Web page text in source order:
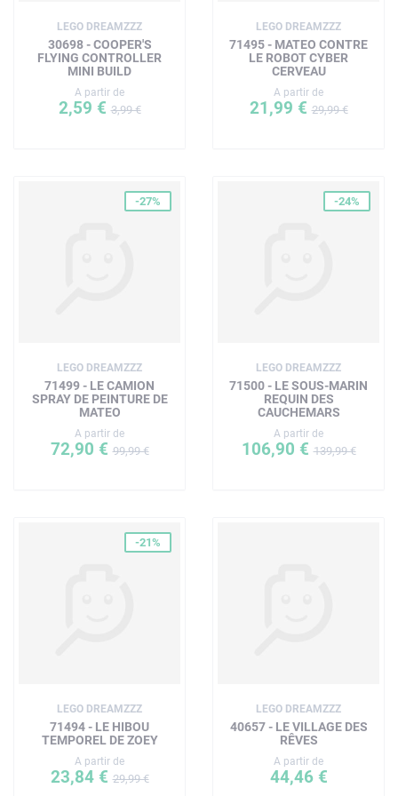
de long et 11 cm de large
LEGO DREAMZZZ
30698 - COOPER'S
FLYING CONTROLLER
MINI BUILD
A partir de
2,59 €3,99 €
LEGO DREAMZZZ
71495 - MATEO CONTRE
LE ROBOT CYBER
CERVEAU
A partir de
21,99 €29,99 €
-27%
LEGO DREAMZZZ
71499 - LE CAMION
SPRAY DE PEINTURE DE
MATEO
A partir de
72,90 €99,99 €
-24%
LEGO DREAMZZZ
71500 - LE SOUS-MARIN
REQUIN DES
CAUCHEMARS
A partir de
106,90 €139,99 €
-21%
LEGO DREAMZZZ
71494 - LE HIBOU
TEMPOREL DE ZOEY
A partir de
23,84 €29,99 €
LEGO DREAMZZZ
40657 - LE VILLAGE DES
RÊVES
A partir de
44,46 €